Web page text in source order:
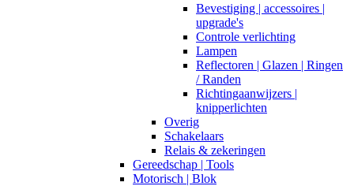
Bevestiging | accessoires |
upgrade's
Controle verlichting
Lampen
Reflectoren | Glazen | Ringen
/ Randen
Richtingaanwijzers |
knipperlichten
Overig
Schakelaars
Relais & zekeringen
Gereedschap | Tools
Motorisch | Blok